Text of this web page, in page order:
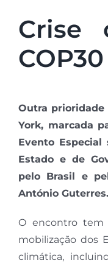
Crise
COP30
Outra prioridade
York, marcada
Evento Especial
Estado e de
pelo Brasil e
António Guterres.
O encontro tem
mobilização dos
climática,